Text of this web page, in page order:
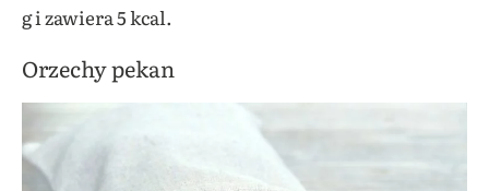
g i zawiera 5 kcal.
Orzechy pekan